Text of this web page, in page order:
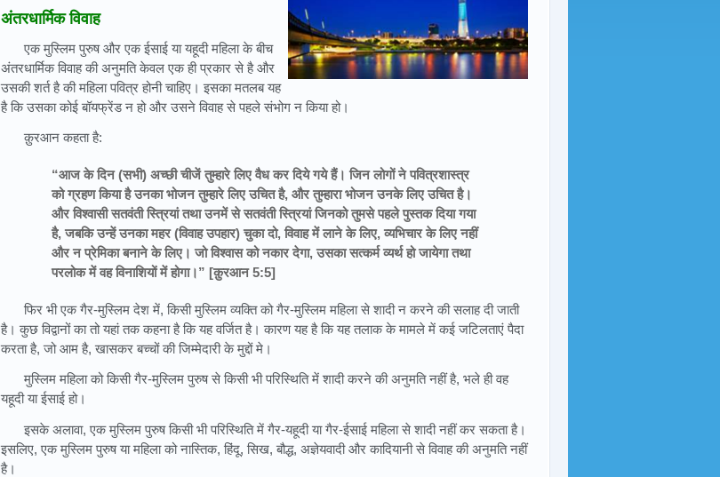
अंतरधार्मिक विवाह
एक मुस्लिम पुरुष और एक ईसाई या यहूदी महिला के बीच
अंतरधार्मिक विवाह की अनुमति केवल एक ही प्रकार से है और
उसकी शर्त है की महिला पवित्र होनी चाहिए। इसका मतलब यह
है कि उसका कोई बॉयफ्रेंड न हो और उसने विवाह से पहले संभोग न किया हो।
क़ुरआन कहता है:
“आज के दिन (सभी) अच्छी चीजें तुम्हारे लिए वैध कर दिये गये हैं। जिन लोगों ने पवित्रशास्त्र
को ग्रहण किया है उनका भोजन तुम्हारे लिए उचित है, और तुम्हारा भोजन उनके लिए उचित है।
और विश्वासी सतवंती स्त्रियां तथा उनमें से सतवंती स्त्रियां जिनको तुमसे पहले पुस्तक दिया गया
है, जबकि उन्हें उनका महर (विवाह उपहार) चुका दो, विवाह में लाने के लिए, व्यभिचार के लिए नहीं
और न प्रेमिका बनाने के लिए। जो विश्वास को नकार देगा, उसका सत्कर्म व्यर्थ हो जायेगा तथा
परलोक में वह विनाशियों में होगा।” [क़ुरआन 5:5]
फिर भी एक गैर-मुस्लिम देश में, किसी मुस्लिम व्यक्ति को गैर-मुस्लिम महिला से शादी न करने की सलाह दी जाती
है। कुछ विद्वानों का तो यहां तक कहना है कि यह वर्जित है। कारण यह है कि यह तलाक के मामले में कई जटिलताएं पैदा
करता है, जो आम है, खासकर बच्चों की जिम्मेदारी के मुद्दों मे।
मुस्लिम महिला को किसी गैर-मुस्लिम पुरुष से किसी भी परिस्थिति में शादी करने की अनुमति नहीं है, भले ही वह
यहूदी या ईसाई हो।
इसके अलावा, एक मुस्लिम पुरुष किसी भी परिस्थिति में गैर-यहूदी या गैर-ईसाई महिला से शादी नहीं कर सकता है।
इसलिए, एक मुस्लिम पुरुष या महिला को नास्तिक, हिंदू, सिख, बौद्ध, अज्ञेयवादी और कादियानी से विवाह की अनुमति नहीं
है।